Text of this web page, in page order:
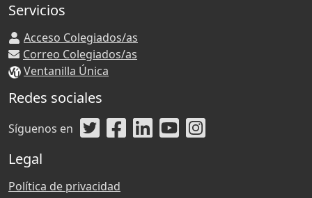
Servicios
Acceso Colegiados/as
Correo Colegiados/as
Ventanilla Única
Redes sociales
Síguenos en
Legal
Política de privacidad